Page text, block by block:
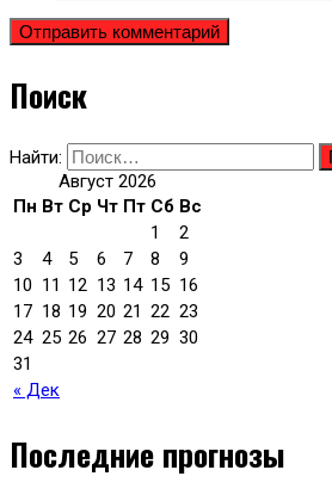
Поиск
Найти:
Август 2026
Пн Вт Ср Чт Пт Сб Вс
« Дек
1
2
3
4 5 6 7 8
9
10 11 12 13 14 15 16
17 18 19 20 21 22 23
24 25 26 27 28 29 30
31
Последние прогнозы